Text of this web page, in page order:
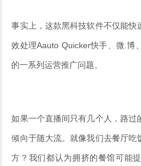
事实上，这款黑科技软件不仅能快
效处理Aauto Quicker快手、微.博
的一系列运营推广问题。
如果一个直播间只有几个人，路过
倾向于随大流。就像我们去餐厅吃
方？我们都认为拥挤的餐馆可能